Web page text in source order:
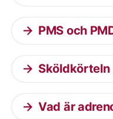
PMS och
Sköldkörteln
Vad är